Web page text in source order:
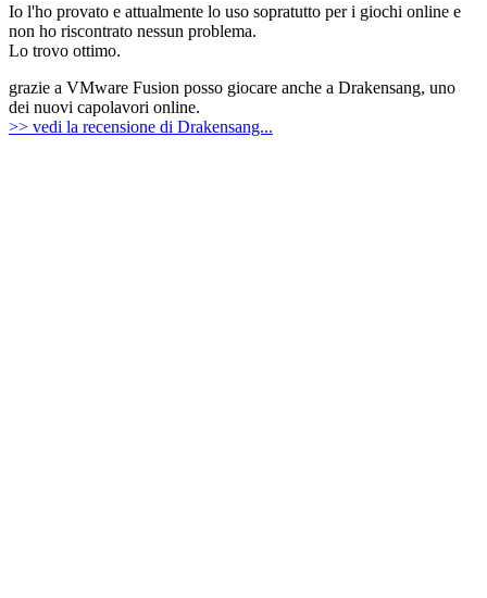
Io l'ho provato e attualmente lo uso sopratutto per i giochi online e
non ho riscontrato nessun problema.
Lo trovo ottimo.
grazie a VMware Fusion posso giocare anche a Drakensang, uno
dei nuovi capolavori online.
>> vedi la recensione di Drakensang...